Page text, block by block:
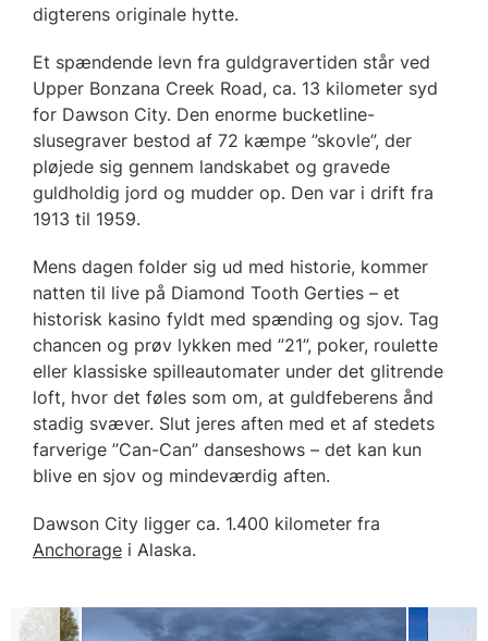
digterens originale hytte.
Et spændende levn fra guldgravertiden står ved
Upper Bonzana Creek Road, ca. 13 kilometer syd
for Dawson City. Den enorme bucketline-
slusegraver bestod af 72 kæmpe ”skovle”, der
pløjede sig gennem landskabet og gravede
guldholdig jord og mudder op. Den var i drift fra
1913 til 1959.
Mens dagen folder sig ud med historie, kommer
natten til live på Diamond Tooth Gerties – et
historisk kasino fyldt med spænding og sjov. Tag
chancen og prøv lykken med ”21”, poker, roulette
eller klassiske spilleautomater under det glitrende
loft, hvor det føles som om, at guldfeberens ånd
stadig svæver. Slut jeres aften med et af stedets
farverige ”Can-Can” danseshows – det kan kun
blive en sjov og mindeværdig aften.
Dawson City ligger ca. 1.400 kilometer fra
Anchorage i Alaska.